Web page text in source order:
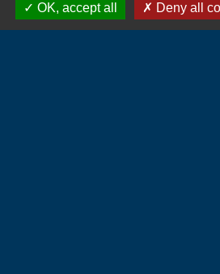
OK, accept all
Deny all